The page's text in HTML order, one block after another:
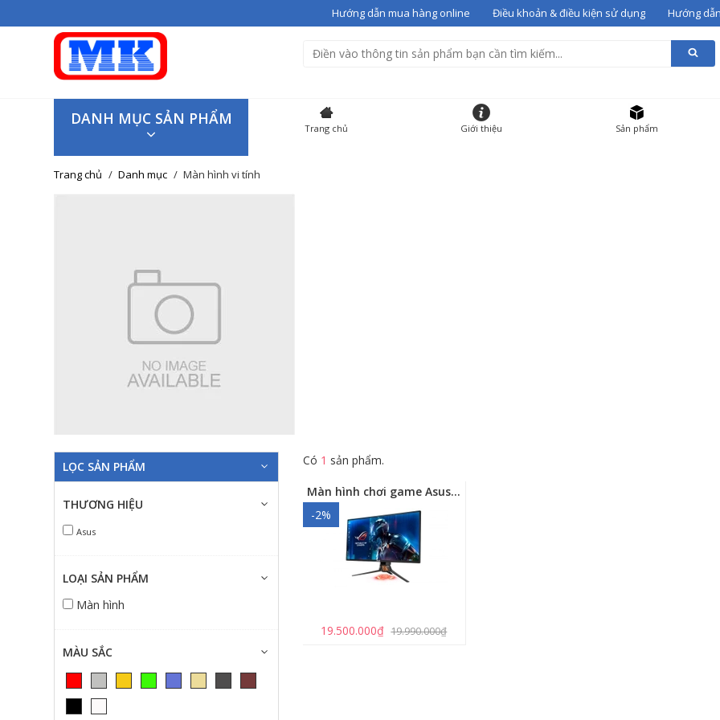
Hướng dẫn mua hàng online Điều khoản & điều kiện sử dụng Hướng
DANH MỤC SẢN PHẨM
Trang chủ Giới thiệu Sản phẩm
Trang chủ Danh mục Màn hình vi tính
Có 1 sản phẩm.
Màn hình chơi game Asus Rog Swift PG258Q - 24.5" FHD - 240 Hz- 1 ms - G-SYNC™
-2%
19.500.000₫ 19.990.000₫
LỌC SẢN PHẨM
THƯƠNG HIỆU
Asus
LOẠI SẢN PHẨM
Màn hình
MÀU SẮC
sản phẩm trong giỏ hàng
SẢN PHẨM SỐ LƯỢNG